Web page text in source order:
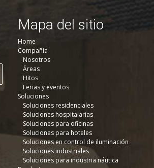
Mapa del sitio
Home
Compañía
Nosotros
Áreas
Hitos
Ferias y eventos
Soluciones
Soluciones residenciales
Soluciones hospitalarias
Soluciones para oficinas
Soluciones para hoteles
Soluciones en control de iluminación
Soluciones industriales
Soluciones para industria náutica